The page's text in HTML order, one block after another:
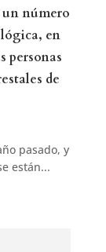
número
en
personas
de
pasado, y
están...